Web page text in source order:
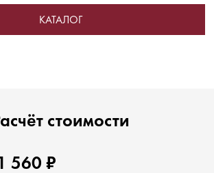
КАТАЛОГ
стоимости
560 ₽